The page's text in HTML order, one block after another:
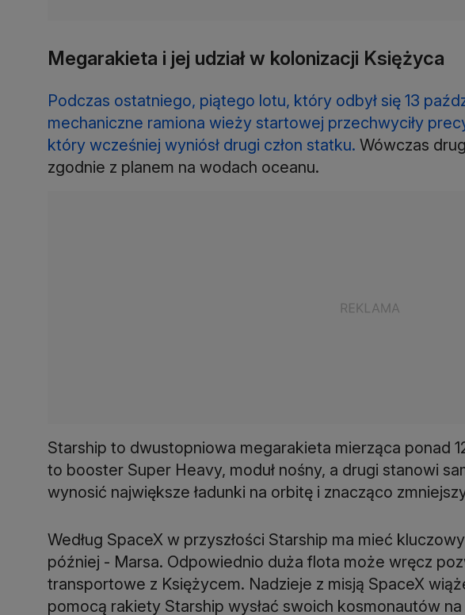
Megarakieta i jej udział w kolonizacji Księżyca
Podczas ostatniego, piątego lotu, który odbył się 13
mechaniczne ramiona wieży startowej przechwyciły
który wcześniej wyniósł drugi człon statku. Wówczas
zgodnie z planem na wodach oceanu.
Starship to dwustopniowa megarakieta mierząca ponad
to booster Super Heavy, moduł nośny, a drugi stanowi
wynosić największe ładunki na orbitę i znacząco
Według SpaceX w przyszłości Starship ma mieć
później - Marsa. Odpowiednio duża flota może wręcz
transportowe z Księżycem. Nadzieje z misją SpaceX
pomocą rakiety Starship wysłać swoich kosmonautów